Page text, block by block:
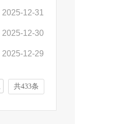
2025-12-31
2025-12-30
2025-12-29
共433条